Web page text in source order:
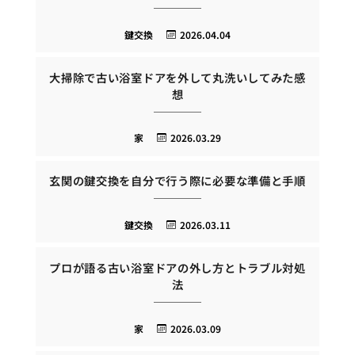
2026.04.04
鍵交換
大掃除で古い浴室ドアを外して丸洗いしてみた感
想
2026.03.29
家
玄関の鍵交換を自分で行う際に必要な準備と手順
2026.03.11
鍵交換
プロが語る古い浴室ドアの外し方とトラブル対処
法
2026.03.09
家